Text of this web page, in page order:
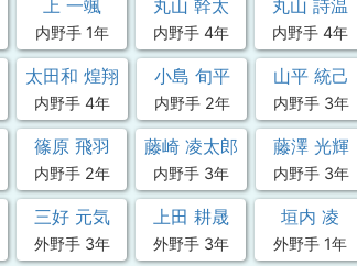
上 一颯
内野手 1年
丸山 幹太
内野手 4年
丸山 詩温
内野手 4年
太田和 煌翔
内野手 4年
小島 旬平
内野手 2年
山平 統己
内野手 3年
篠原 飛羽
内野手 2年
藤崎 凌太郎
内野手 3年
藤澤 光輝
内野手 3年
三好 元気
外野手 3年
上田 耕晟
外野手 3年
垣内 凌
外野手 1年